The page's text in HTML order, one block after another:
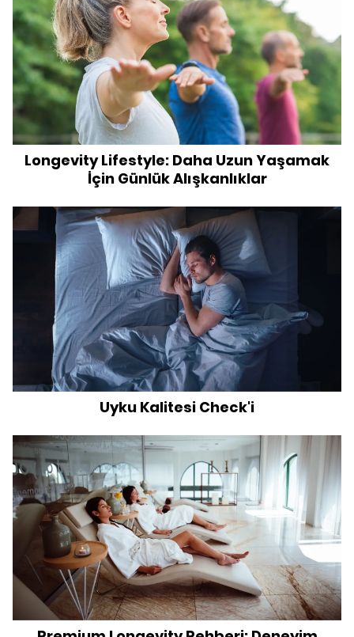
Longevity Lifestyle: Daha Uzun Yaşamak
İçin Günlük Alışkanlıklar
Uyku Kalitesi Check'i